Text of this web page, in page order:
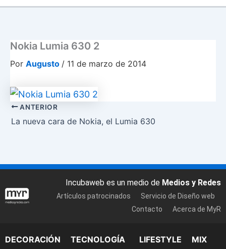
Nokia Lumia 630 2
Por Augusto / 11 de marzo de 2014
ANTERIOR
La nueva cara de Nokia, el Lumia 630
Incubaweb es un medio de Medios y Redes
Artículos patrocinados
Servicio de Diseño web
Contacto
Acerca de MyR
DECORACIÓN TECNOLOGÍA LIFESTYLE MIX